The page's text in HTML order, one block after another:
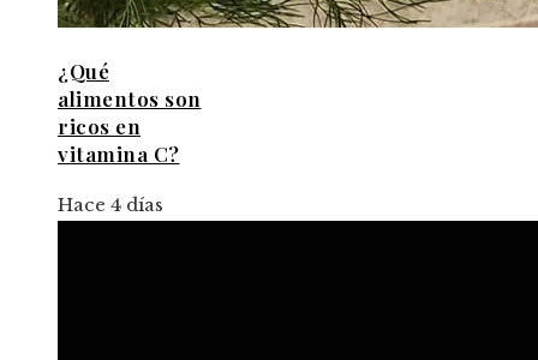
¿Qué
alimentos son
ricos en
vitamina C?
Hace 4 días